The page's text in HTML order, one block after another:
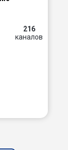
216
каналов